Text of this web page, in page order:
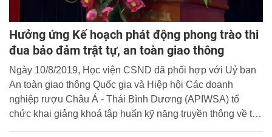
Hưởng ứng Kế hoạch phát động phong trào thi
đua bảo đảm trật tự, an toàn giao thông
Ngày 10/8/2019, Học viện CSND đã phối hợp với Uỷ ban
An toàn giao thông Quốc gia và Hiệp hội Các doanh
nghiệp rượu Châu Á - Thái Bình Dương (APIWSA) tổ
chức khai giảng khoá tập huấn kỹ năng truyền thông về tác